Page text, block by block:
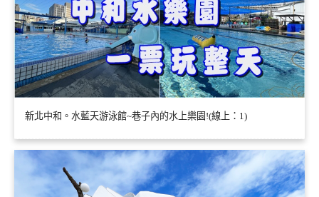
新北中和。水藍天游泳館~巷子內的水上樂園!(線上：1)